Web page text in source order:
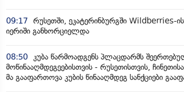
09:17 რუსეთში, ეკატერინბურგში Wildberries-
იერიში განხორციელდა
08:50
კუბა წარმოადგენს პლაცდარმს
მოწინააღმდეგეებისთვის - რუსეთისთვის,
მა გააფართოვა კუბის წინააღმდეგ სანქციები